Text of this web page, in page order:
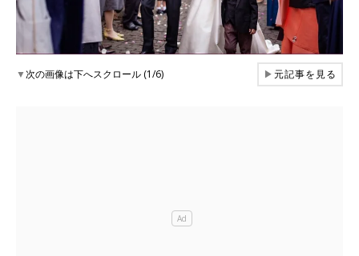
▼次の画像は下へスクロール (1/6) ▶元記事を見る